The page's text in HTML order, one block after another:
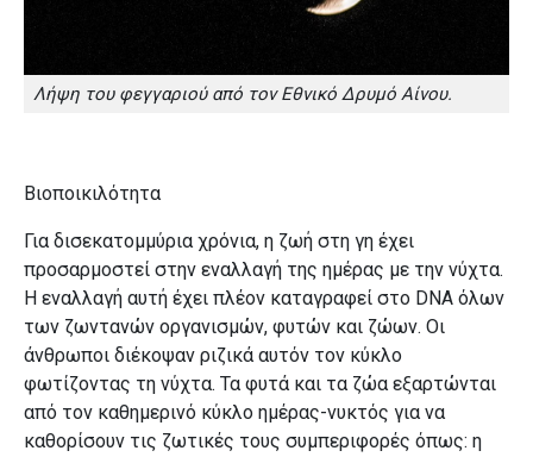
Λήψη του φεγγαριού από τον Εθνικό Δρυμό Αίνου.
Βιοποικιλότητα
Για δισεκατομμύρια χρόνια, η ζωή στη γη έχει
προσαρμοστεί στην εναλλαγή της ημέρας με την νύχτα.
Η εναλλαγή αυτή έχει πλέον καταγραφεί στο DNA όλων
των ζωντανών οργανισμών, φυτών και ζώων. Οι
άνθρωποι διέκοψαν ριζικά αυτόν τον κύκλο
φωτίζοντας τη νύχτα. Τα φυτά και τα ζώα εξαρτώνται
από τον καθημερινό κύκλο ημέρας-νυκτός για να
καθορίσουν τις ζωτικές τους συμπεριφορές όπως: η